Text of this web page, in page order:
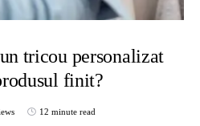
tricou personalizat
finit?
12 minute read